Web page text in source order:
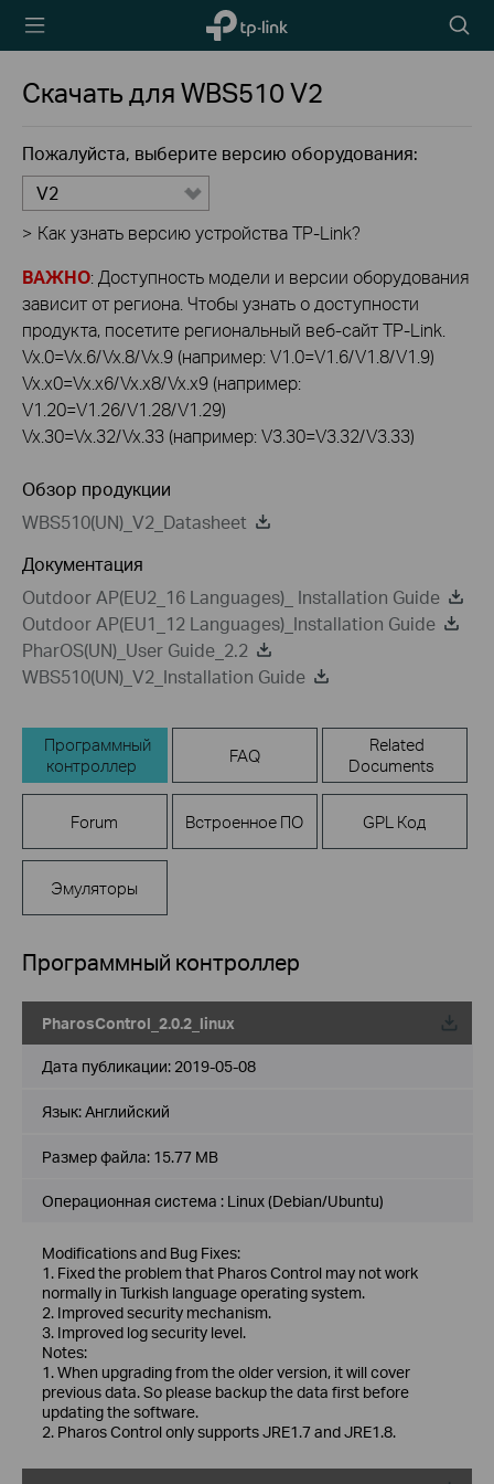
TP-Link,
Reliably
icon
Скачать дляWBS510V2
Пожалуйста, выберите версию оборудования:
V2
> Как узнать версию устройства TP-Link?
ВАЖНО: Доступность модели и версии оборудования
зависит от региона. Чтобы узнать о доступности
продукта, посетите региональный веб-сайт TP-Link.
Vx.0=Vx.6/Vx.8/Vx.9 (например: V1.0=V1.6/V1.8/V1.9)
Vx.x0=Vx.x6/Vx.x8/Vx.x9 (например:
V1.20=V1.26/V1.28/V1.29)
Vx.30=Vx.32/Vx.33 (например: V3.30=V3.32/V3.33)
Обзор продукции
WBS510(UN)_V2_Datasheet
Документация
Outdoor AP(EU2_16 Languages)_ Installation Guide
Outdoor AP(EU1_12 Languages)_Installation Guide
PharOS(UN)_User Guide_2.2
WBS510(UN)_V2_Installation Guide
Программный
контроллер
FAQ
Related
Documents
Forum Встроенное ПО GPL Код
Эмуляторы
Программный контроллер
PharosControl_2.0.2_linux
Дата публикации: 2019-05-08
Язык:Английский
Размер файла: 15.77 MB
Операционная система : Linux (Debian/Ubuntu)
Modifications and Bug Fixes:
1. Fixed the problem that Pharos Control may not work
normally in Turkish language operating system.
2. Improved security mechanism.
3. Improved log security level.
Notes:
1. When upgrading from the older version, it will cover
previous data. So please backup the data first before
updating the software.
2. Pharos Control only supports JRE1.7 and JRE1.8.